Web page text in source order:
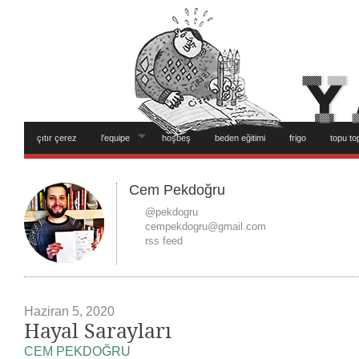
çıtır çerez l’equipe hoşbeş beden eğitimi frigo topu
Cem Pekdoğru
@pekdogru
cempekdogru@gmail.com
rss feed
Haziran 5, 2020
Hayal Sarayları
CEM PEKDOĞRU